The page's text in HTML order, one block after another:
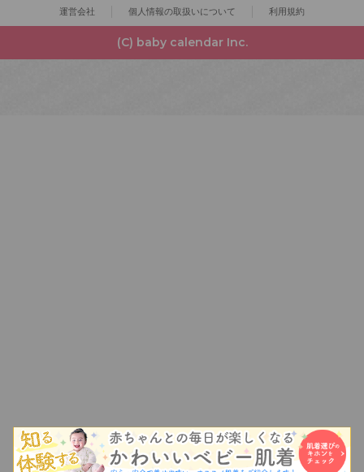
運営会社 個人情報の取扱いについて 利用規約
(C) baby calendar Inc.